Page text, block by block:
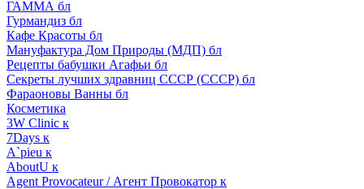
ГАММА бл
Гурмандиз бл
Кафе Красоты бл
Мануфактура Дом Природы (МДП) бл
Рецепты бабушки Агафьи бл
Секреты лучших здравниц СССР (СССР) бл
Фараоновы Ванны бл
Косметика
3W Clinic к
7Days к
A`pieu к
AboutU к
Agent Provocateur / Агент Провокатор к